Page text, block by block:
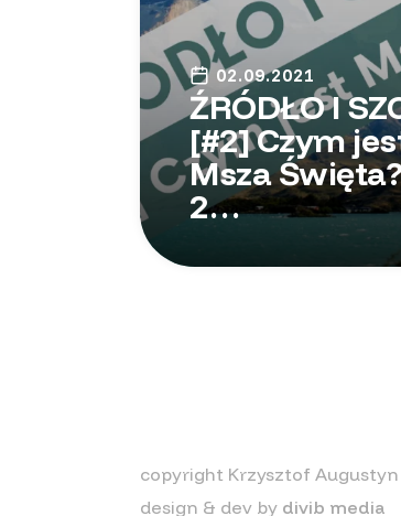
02.09.2021
ŹRÓDŁO I
[#2] Czym
Msza
2…
copyright Krzysztof Augustyn
design & dev by divib media